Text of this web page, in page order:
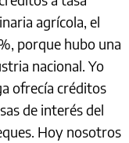
agrícola, el
porque hubo una
nacional. Yo
ofrecía créditos
de interés del
Hoy nosotros